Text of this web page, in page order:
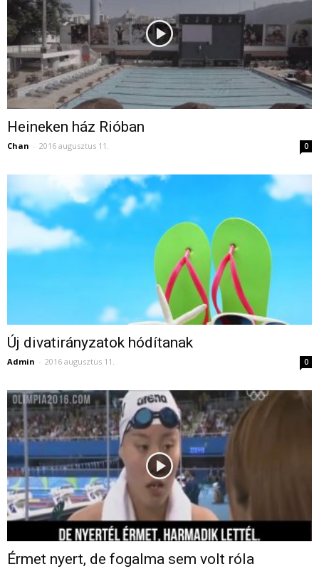
Heineken ház Rióban
Chan - 2016 augusztus 11. 0
Új divatirányzatok hódítanak
Admin - 2016 augusztus 11. 0
Érmet nyert, de fogalma sem volt róla